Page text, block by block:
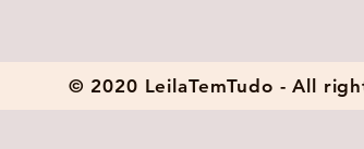
© 2020 LeilaTemTudo - All